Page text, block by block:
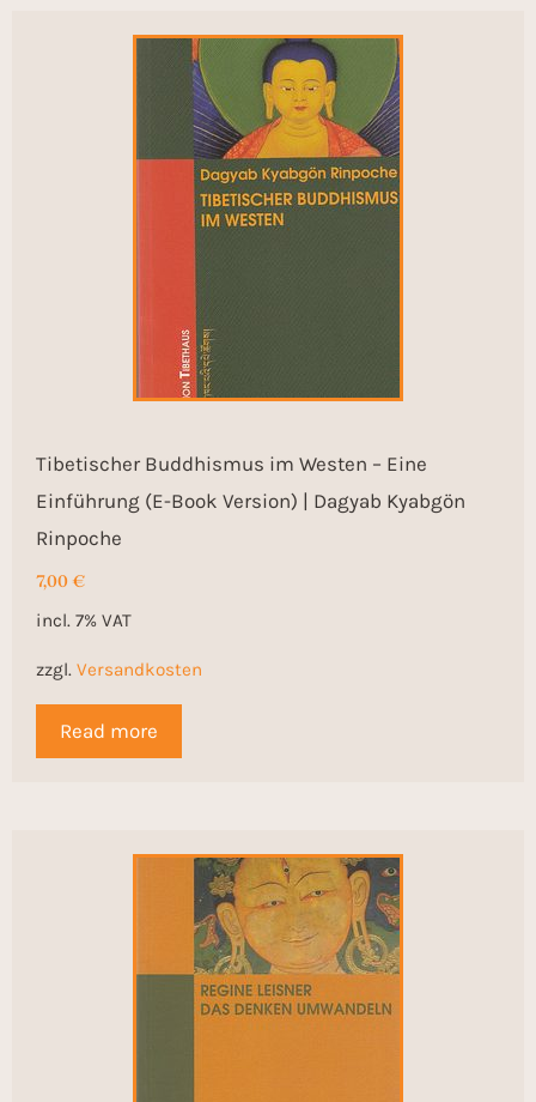
Tibetischer Buddhismus im Westen – Eine
Einführung (E-Book Version) | Dagyab Kyabgön
Rinpoche
7,00€
incl. 7% VAT
zzgl. Versandkosten
Read more